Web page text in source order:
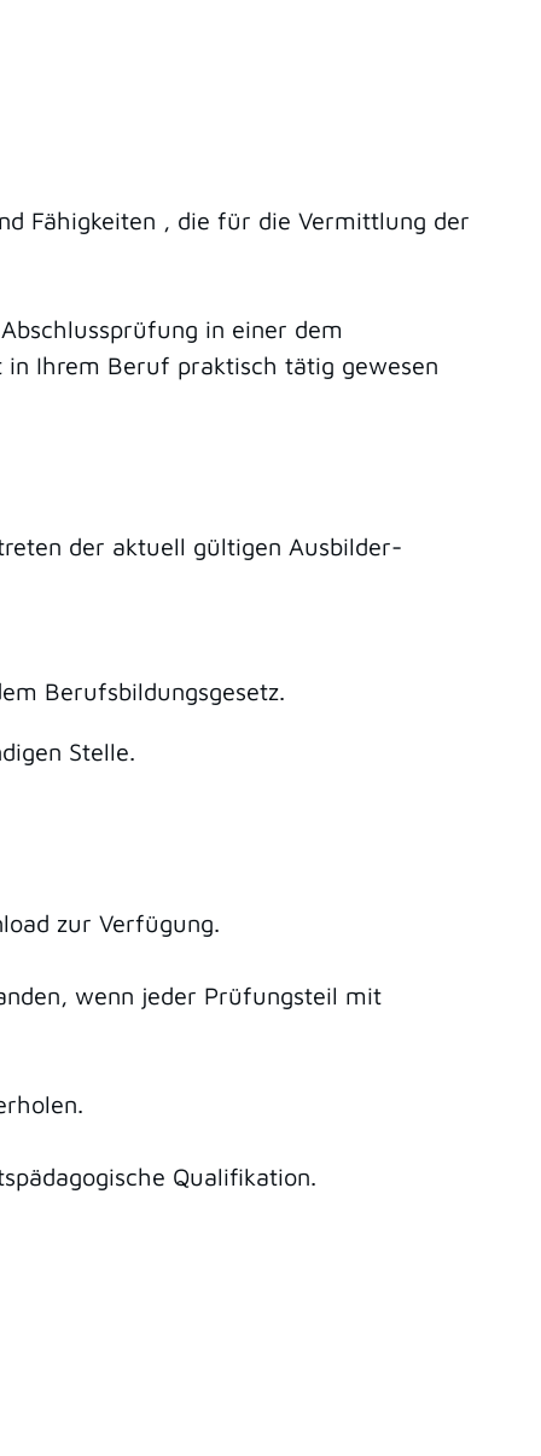
Fähigkeiten , die für die Vermittlung der
in einer dem
in Ihrem Beruf praktisch tätig gewesen
der aktuell gültigen Ausbilder-
Berufsbildungsgesetz.
Stelle.
zur Verfügung.
wenn jeder Prüfungsteil mit
Qualifikation.